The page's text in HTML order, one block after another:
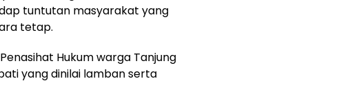
tuntutan masyarakat yang
tetap.
Hukum warga Tanjung
yang dinilai lamban serta